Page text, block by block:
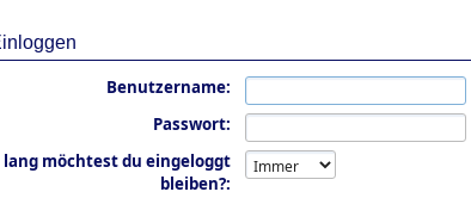
Benutzername:
Passwort:
lang möchtest du eingeloggt
bleiben?: